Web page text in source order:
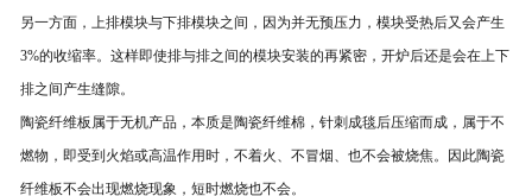
另一方面，上排模块与下排模块之间，因为并无预压力，模块受热后又会产生
3%的收缩率。这样即使排与排之间的模块安装的再紧密，开炉后还是会在上下
排之间产生缝隙。
陶瓷纤维板属于无机产品，本质是陶瓷纤维棉，针刺成毯后压缩而成，属于不
燃物，即受到火焰或高温作用时，不着火、不冒烟、也不会被烧焦。因此陶瓷
纤维板不会出现燃烧现象，短时燃烧也不会。